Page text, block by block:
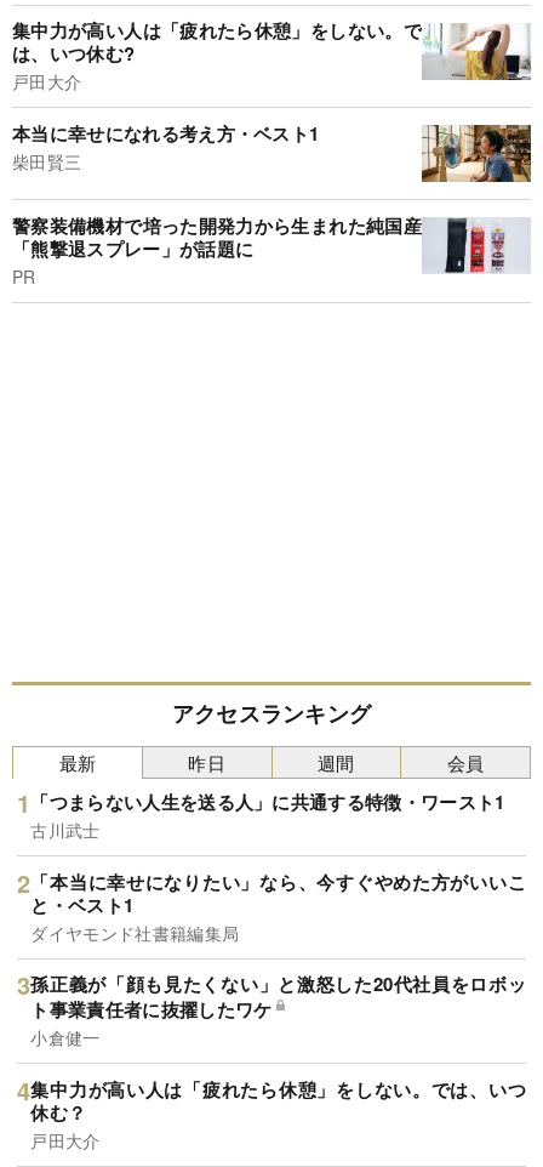
集中力が高い人は「疲れたら休憩」をしない。で
は、いつ休む?
戸田大介
本当に幸せになれる考え方・ベスト1
柴田賢三
警察装備機材で培った開発力から生まれた純国産
「熊撃退スプレー」が話題に
PR
アクセスランキング
最新
「つまらない人生を送る人」に共通する特徴・ワースト1
古川武士
「本当に幸せになりたい」なら、今すぐやめた方がいいこ
と・ベスト1
ダイヤモンド社書籍編集局
孫正義が「顔も見たくない」と激怒した20代社員をロボッ
ト事業責任者に抜擢したワケ
小倉健一
集中力が高い人は「疲れたら休憩」をしない。では、いつ
休む？
戸田大介
昨日 週間 会員